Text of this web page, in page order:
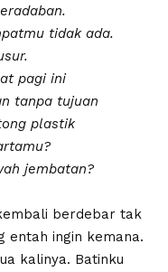
tidak ada.
pagi ini
tanpa tujuan
plastik
jembatan?
berdebar tak
entah ingin kemana.
kalinya. Batinku